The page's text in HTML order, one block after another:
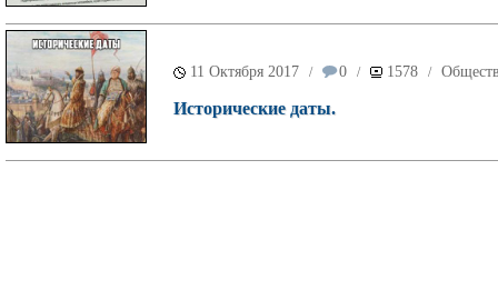
11 Октября 2017 / 0 / 1578 /
Исторические даты.